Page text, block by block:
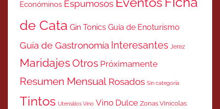
Económinos Espumosos
de Cata Gin Tonics Guía de Enoturismo
Guía de Gastronomía Interesantes Jerez
MaridajesOtros Próximamente
Resumen Mensual Rosados Sin categoría
Tintos Utensilios Vino Vino Dulce Zonas Vinicolas